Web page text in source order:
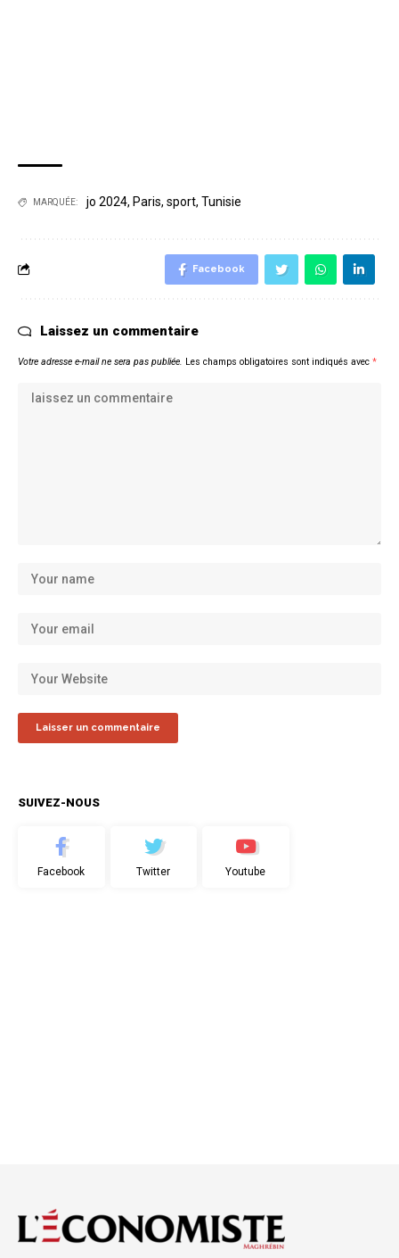
MARQUÉE: jo 2024, Paris, sport, Tunisie
Facebook
Laissez un commentaire
Votre adresse e-mail ne sera pas publiée. Les champs obligatoires sont indiqués avec *
SUIVEZ-NOUS
Facebook Twitter Youtube